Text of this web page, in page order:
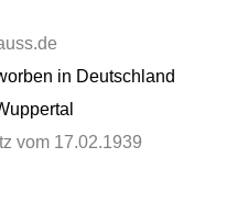
in Deutschland
vom 17.02.1939